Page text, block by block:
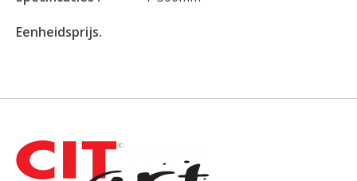
Eenheidsprijs.